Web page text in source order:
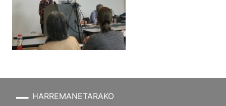
HARREMANETARAKO